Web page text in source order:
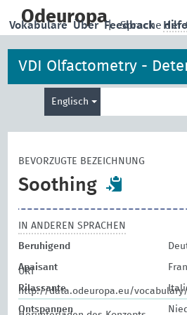
main
Odeuropa| Sprache der
Vokabulare Über Feedback
VDI Olfactometry -
Hedonic Odour Tone
Englisch
BEVORZUGTE BEZEICHNUNG
Soothing
IN ANDEREN SPRACHEN
Beruhigend
Apaisant
Rilassante
Ontspannen
URI
http://data.odeuropa.eu/